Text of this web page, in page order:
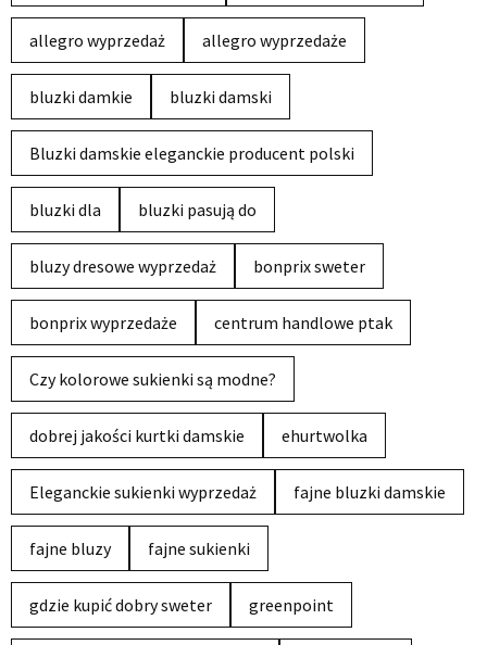
allegro wyprzedaż allegro wyprzedaże
bluzki damkie bluzki damski
Bluzki damskie eleganckie producent polski
bluzki dla bluzki pasują do
bluzy dresowe wyprzedaż bonprix sweter
bonprix wyprzedaże centrum handlowe ptak
Czy kolorowe sukienki są modne?
dobrej jakości kurtki damskie ehurtwolka
Eleganckie sukienki wyprzedaż fajne bluzki damskie
fajne bluzy fajne sukienki
gdzie kupić dobry sweter greenpoint